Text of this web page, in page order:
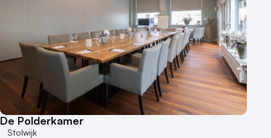
De Polderkamer
Stolwijk